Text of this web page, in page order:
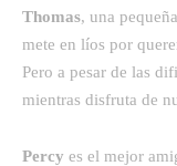
Thomas, una
mete en líos por
Pero a pesar de las
mientras disfruta de
Percy es el mejor